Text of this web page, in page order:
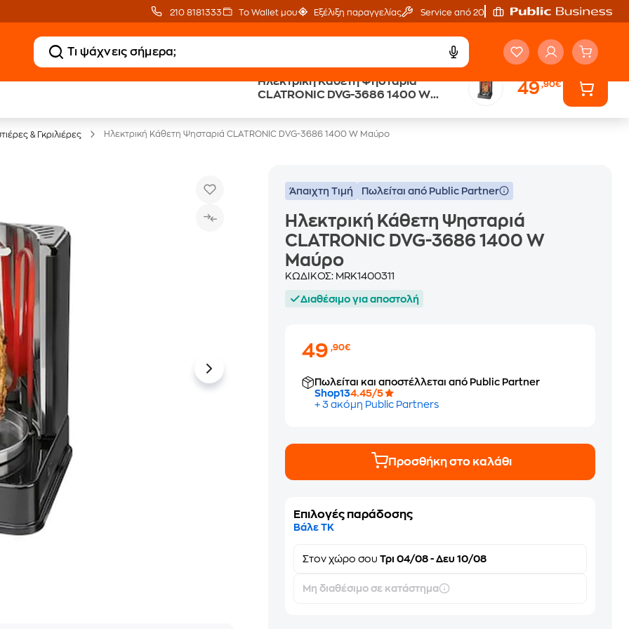
210 8181333 Το Wallet μου Εξέλιξη παραγγελίας Service από 20'
Ηλεκτρική Κάθετη Ψησταριά
CLATRONIC DVG-3686 1400 W
49,90€
Δωρεάν Μεταφορικά Public επιστροφή €
& Γκριλιέρες Ηλεκτρική Κάθετη Ψησταριά CLATRONIC DVG-3686 1400 W Μαύρο
Άπαιχτη Τιμή Πωλείται από Public Partner
Ηλεκτρική Κάθετη Ψησταριά
CLATRONIC DVG-3686 1400 W
Μαύρο
ΚΩΔΙΚΟΣ: MRK1400311
Διαθέσιμο για αποστολή
49,90€
Πωλείται και αποστέλλεται από Public Partner
Shop134.45/5
+ 3 ακόμη Public Partners
Προσθήκη στο καλάθι
Επιλογές παράδοσης
Βάλε ΤΚ
Στονχώρο σου Τρι 04/08 - Δευ 10/08
Μη διαθέσιμο σε κατάστημα